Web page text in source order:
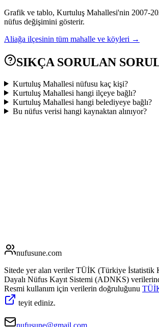
Grafik ve tablo, Kurtuluş Mahallesi'nin 2007-
nüfus değişimini gösterir.
Aliağa ilçesinin tüm mahalle ve köyleri →
SIKÇA SORULAN
Kurtuluş Mahallesi nüfusu kaç kişi?
Kurtuluş Mahallesi hangi ilçeye bağlı?
Kurtuluş Mahallesi hangi belediyeye bağlı?
Bu nüfus verisi hangi kaynaktan alınıyor?
nufusune.com
Sitede yer alan veriler TÜİK (Türkiye İstatistik
Dayalı Nüfus Kayıt Sistemi (ADNKS)
Resmi kullanım için verilerin doğruluğunu
teyit ediniz.
nufusune@gmail.com